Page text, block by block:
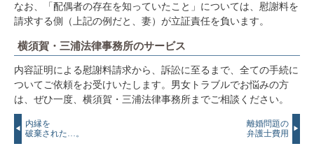
なお、「配偶者の存在を知っていたこと」については、慰謝料を
請求する側（上記の例だと、妻）が立証責任を負います。
横須賀・三浦法律事務所のサービス
内容証明による慰謝料請求から、訴訟に至るまで、全ての手続に
ついてご依頼をお受けいたします。男女トラブルでお悩みの方
は、ぜひ一度、横須賀・三浦法律事務所までご相談ください。
内縁を
破棄された…。
離婚問題の
弁護士費用